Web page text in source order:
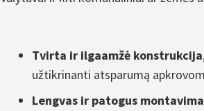
Tvirta ir ilgaamžė konstrukcija
užtikrinanti atsparumą
Lengvas ir patogus